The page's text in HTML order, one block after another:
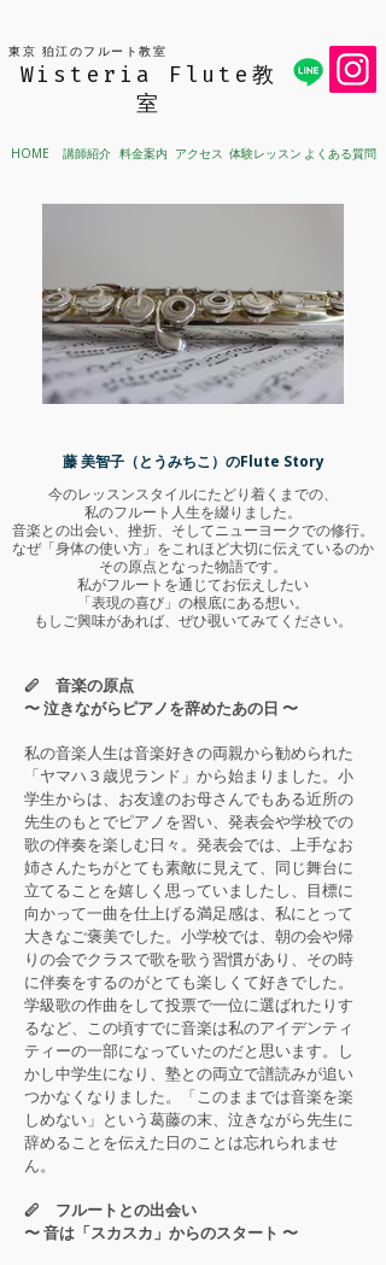
Wisteria Flute教
室
東京 狛江のフルート教室
HOME 講師紹介 料金案内 アクセス 体験レッスン よくある質問
藤 美智子（とうみちこ）のFlute Story
今のレッスンスタイルにたどり着くまでの、
私のフルート人生を綴りました。
音楽との出会い、挫折、そしてニューヨークでの修行。
なぜ「身体の使い方」をこれほど大切に伝えているのか
その原点となった物語です。
私がフルートを通じてお伝えしたい
「表現の喜び」の根底にある想い。
もしご興味があれば、ぜひ覗いてみてください。
🪈 音楽の原点
〜 泣きながらピアノを辞めたあの日 〜
私の音楽人生は音楽好きの両親から勧められた
「ヤマハ３歳児ランド」から始まりました。小
学生からは、お友達のお母さんでもある近所の
先生のもとでピアノを習い、発表会や学校での
歌の伴奏を楽しむ日々。発表会では、上手なお
姉さんたちがとても素敵に見えて、同じ舞台に
立てることを嬉しく思っていましたし、目標に
向かって一曲を仕上げる満足感は、私にとって
大きなご褒美でした。小学校では、朝の会や帰
りの会でクラスで歌を歌う習慣があり、その時
に伴奏をするのがとても楽しくて好きでした。
学級歌の作曲をして投票で一位に選ばれたりす
るなど、この頃すでに音楽は私のアイデンティ
ティーの一部になっていたのだと思います。し
かし中学生になり、塾との両立で譜読みが追い
つかなくなりました。「このままでは音楽を楽
しめない」という葛藤の末、泣きながら先生に
辞めることを伝えた日のことは忘れられませ
ん。
🪈 フルートとの出会い
〜 音は「スカスカ」からのスタート 〜